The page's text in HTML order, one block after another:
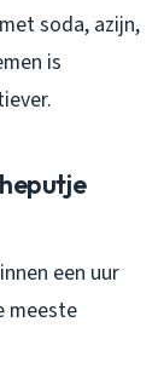
soda, azijn,
is
een uur
meeste